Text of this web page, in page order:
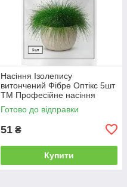
Насіння Ізолепису
витончений Фібре Оптікс 5шт
ТМ Професійне насіння
Готово до відправки
51 ₴
Купити